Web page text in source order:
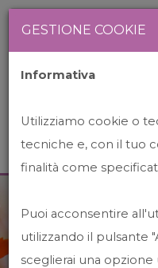
GESTIONE COOKIE
Informativa
Utilizziamo cookie o
tecniche e, con il tuo
finalità come
Puoi acconsentire
utilizzando il pulsante
sceglierai una